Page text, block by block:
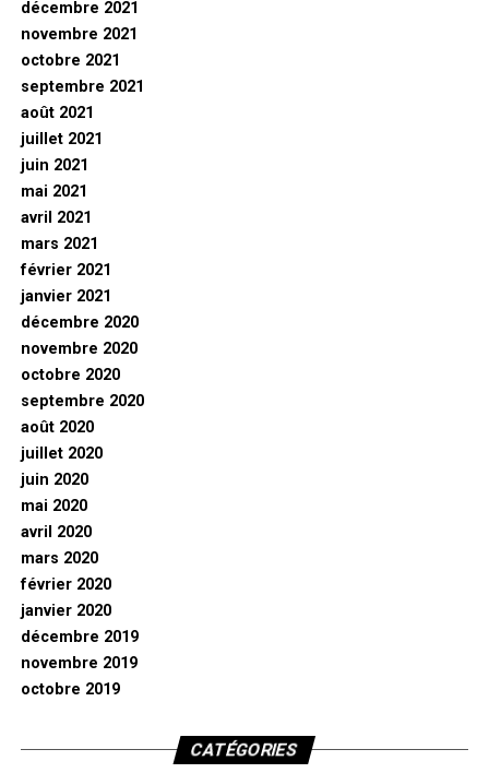
décembre 2021
novembre 2021
octobre 2021
septembre 2021
août 2021
juillet 2021
juin 2021
mai 2021
avril 2021
mars 2021
février 2021
janvier 2021
décembre 2020
novembre 2020
octobre 2020
septembre 2020
août 2020
juillet 2020
juin 2020
mai 2020
avril 2020
mars 2020
février 2020
janvier 2020
décembre 2019
novembre 2019
octobre 2019
CATÉGORIES